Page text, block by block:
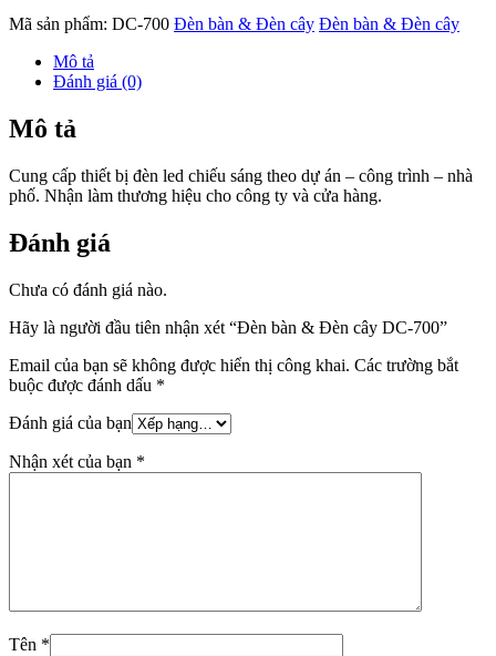
Mã sản phẩm: DC-700 Đèn bàn & Đèn cây Đèn bàn & Đèn cây
Mô tả
Đánh giá (0)
Mô tả
Cung cấp thiết bị đèn led chiếu sáng theo dự án – công trình – nhà
phố. Nhận làm thương hiệu cho công ty và cửa hàng.
Đánh giá
Chưa có đánh giá nào.
Hãy là người đầu tiên nhận xét “Đèn bàn & Đèn cây DC-700”
Email của bạn sẽ không được hiển thị công khai. Các trường bắt
buộc được đánh dấu *
Đánh giá của bạn
Nhận xét của bạn *
Tên *